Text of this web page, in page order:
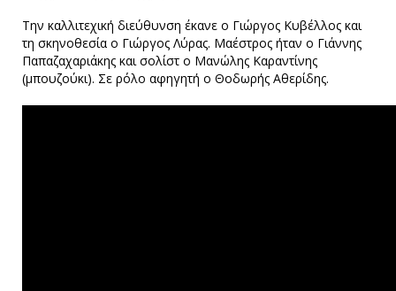
Την καλλιτεχική διεύθυνση έκανε ο Γιώργος Κυβέλλος και
τη σκηνοθεσία ο Γιώργος Λύρας. Μαέστρος ήταν ο Γιάννης
Παπαζαχαριάκης και σολίστ ο Μανώλης Καραντίνης
(μπουζούκι). Σε ρόλο αφηγητή ο Θοδωρής Αθερίδης.